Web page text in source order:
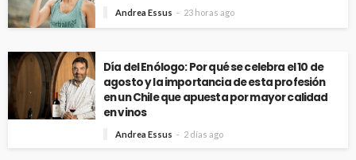
Andrea Essus 23 horas ago
Día del Enólogo: Por qué se celebra el 10 de
agosto y la importancia de esta profesión
en un Chile que apuesta por mayor calidad
en vinos
Andrea Essus 2 días ago